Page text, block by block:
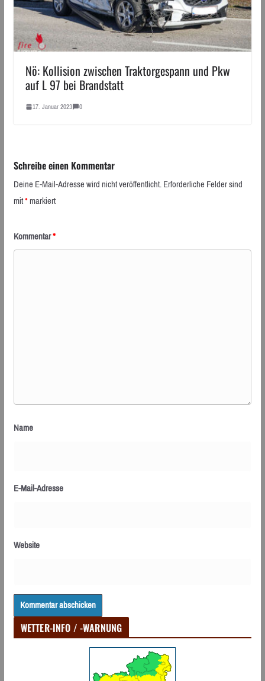
Nö: Kollision zwischen Traktorgespann und Pkw
auf L 97 bei Brandstatt
17. Januar 2023 0
Schreibe einen Kommentar
Deine E-Mail-Adresse wird nicht veröffentlicht.Erforderliche Felder sind
mit*markiert
Kommentar*
Name
E-Mail-Adresse
Website
WETTER-INFO / -WARNUNG